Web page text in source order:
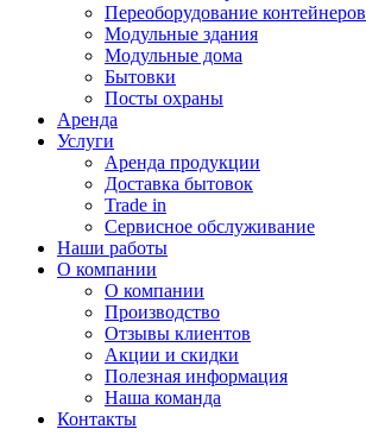
Переоборудование контейнеров
Модульные здания
Модульные дома
Бытовки
Посты охраны
Аренда
Услуги
Аренда продукции
Доставка бытовок
Trade in
Сервисное обслуживание
Наши работы
О компании
О компании
Производство
Отзывы клиентов
Акции и скидки
Полезная информация
Наша команда
Контакты